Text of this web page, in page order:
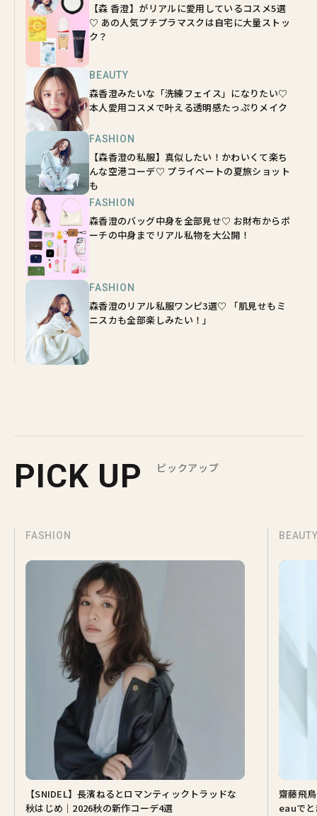
【森 香澄】がリアルに愛用しているコスメ5選
♡ あの人気プチプラマスクは自宅に大量ストッ
ク？
BEAUTY
森香澄みたいな「洗練フェイス」になりたい♡
本人愛用コスメで叶える透明感たっぷりメイク
FASHION
【森香澄の私服】真似したい！かわいくて楽ち
んな空港コーデ♡ プライベートの夏旅ショット
も
FASHION
森香澄のバッグ中身を全部見せ♡ お財布からポ
ーチの中身までリアル私物を大公開！
FASHION
森香澄のリアル私服ワンピ3選♡ 「肌見せもミ
ニスカも全部楽しみたい！」
PICK UP ピックアップ
FASHION
【SNIDEL】長濱ねるとロマンティックトラッドな
秋はじめ｜2026秋の新作コーデ4選
齋藤飛
eauでと